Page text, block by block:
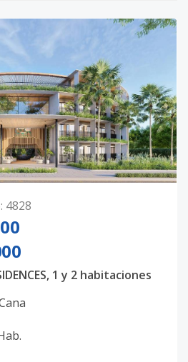
: 4828
1 y 2 habitaciones